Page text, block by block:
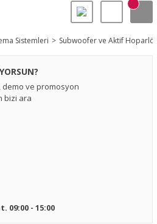
Sistemleri Subwoofer ve Aktif
ve promosyon
bizi ara
09:00 - 15:00